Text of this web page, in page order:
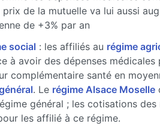
prix de la mutuelle va lui aussi
de +3% par an
social : les affiliés au régime
à avoir des dépenses
complémentaire santé en
. Le régime Alsace Moselle
général ; les cotisations
les affilié à ce régime.